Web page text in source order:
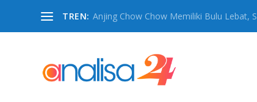
TREN: Anjing Chow Chow Memiliki Bulu Lebat,